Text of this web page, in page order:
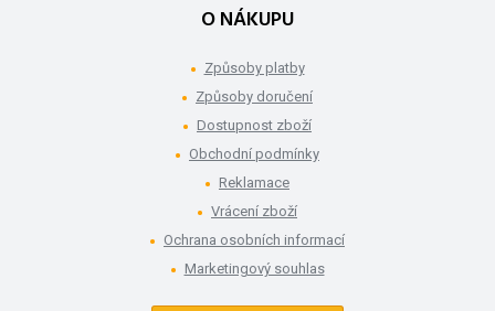
O NÁKUPU
Způsoby platby
Způsoby doručení
Dostupnost zboží
Obchodní podmínky
Reklamace
Vrácení zboží
Ochrana osobních informací
Marketingový souhlas